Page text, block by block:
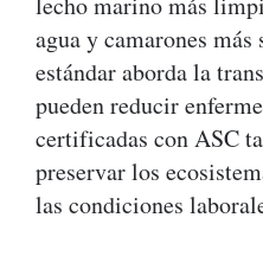
agua y camarones
estándar aborda la
pueden reducir
certificadas con ASC
preservar los
las condiciones